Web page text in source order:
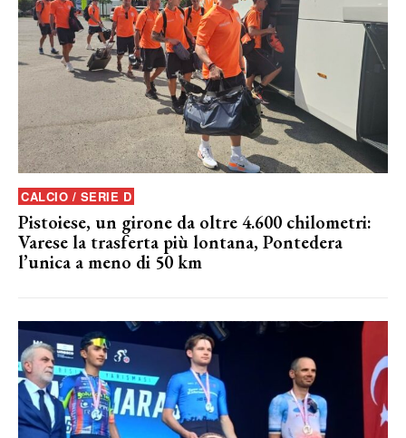
CALCIO / SERIE D
Pistoiese, un girone da oltre 4.600 chilometri:
Varese la trasferta più lontana, Pontedera
l’unica a meno di 50 km